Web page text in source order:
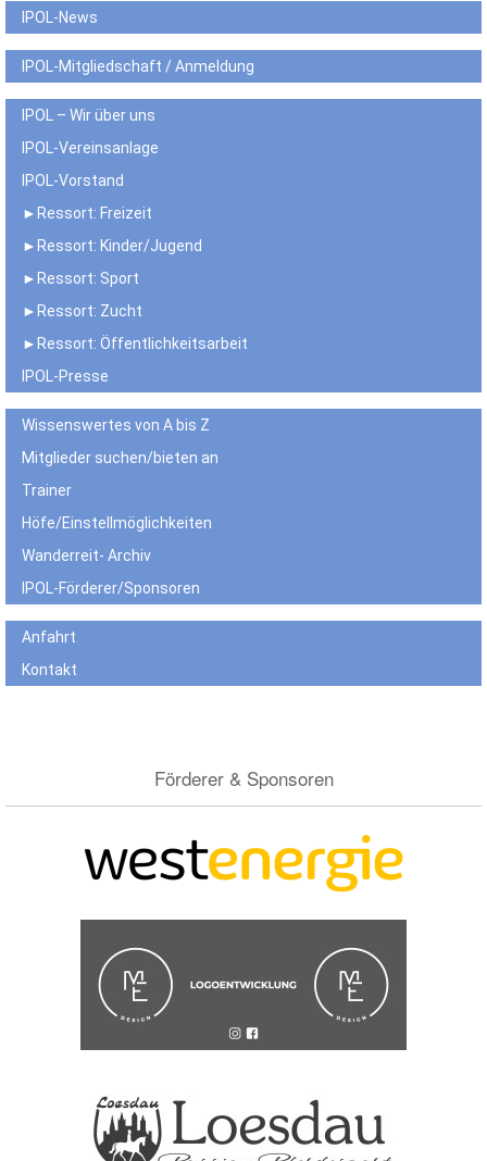
IPOL-News
IPOL-Mitgliedschaft / Anmeldung
IPOL – Wir über uns
IPOL-Vereinsanlage
IPOL-Vorstand
►Ressort: Freizeit
►Ressort: Kinder/Jugend
►Ressort: Sport
►Ressort: Zucht
►Ressort: Öffentlichkeitsarbeit
IPOL-Presse
Wissenswertes von A bis Z
Mitglieder suchen/bieten an
Trainer
Höfe/Einstellmöglichkeiten
Wanderreit- Archiv
IPOL-Förderer/Sponsoren
Anfahrt
Kontakt
Förderer & Sponsoren